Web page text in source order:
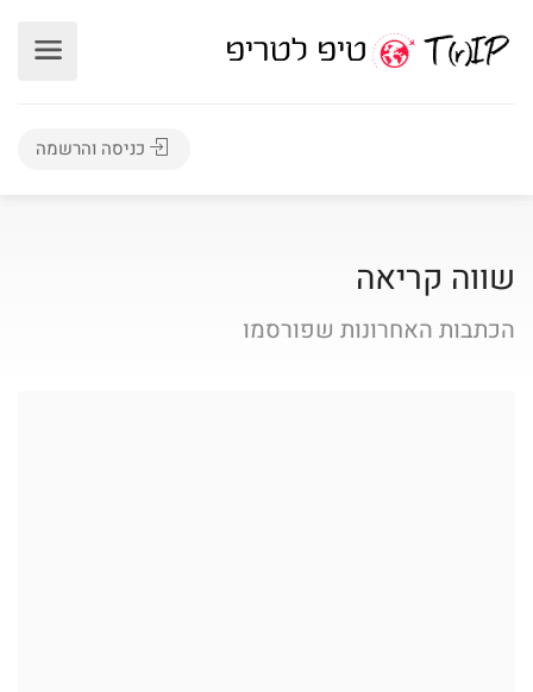
כניסה והרשמה
שווה קריאה
הכתבות האחרונות שפורסמו